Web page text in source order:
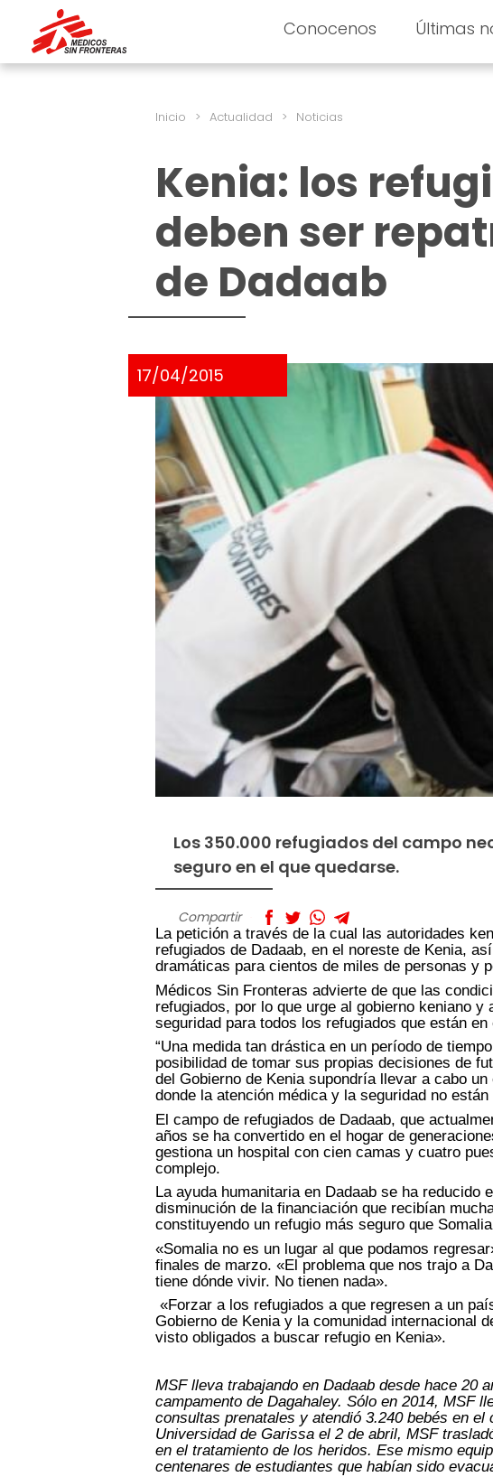
Conocenos Últimas
Inicio > Actualidad > Noticias
Kenia: los
deben ser
de Dadaab
17/04/2015
Los 350.000 refugiados del campo
seguro en el que quedarse.
Compartir
La petición a través de la cual las autoridades
refugiados de Dadaab, en el noreste de Kenia,
dramáticas para cientos de miles de personas y
Médicos Sin Fronteras advierte de que las
refugiados, por lo que urge al gobierno keniano
seguridad para todos los refugiados que están
“Una medida tan drástica en un período de
posibilidad de tomar sus propias decisiones de
del Gobierno de Kenia supondría llevar a cabo
donde la atención médica y la seguridad no
El campo de refugiados de Dadaab, que
años se ha convertido en el hogar de
gestiona un hospital con cien camas y cuatro
complejo.
La ayuda humanitaria en Dadaab se ha
disminución de la financiación que recibían
constituyendo un refugio más seguro que
«Somalia no es un lugar al que podamos
finales de marzo. «El problema que nos trajo a
tiene dónde vivir. No tienen nada».
«Forzar a los refugiados a que regresen a un
Gobierno de Kenia y la comunidad internacional
visto obligados a buscar refugio en Kenia».
MSF lleva trabajando en Dadaab desde hace 20
campamento de Dagahaley. Sólo en 2014, MSF
consultas prenatales y atendió 3.240 bebés en
Universidad de Garissa el 2 de abril, MSF
en el tratamiento de los heridos. Ese mismo
centenares de estudiantes que habían sido